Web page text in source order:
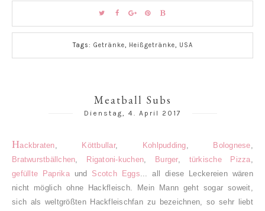
Tags: Getränke, Heißgetränke, USA
Meatball Subs
Dienstag, 4. April 2017
Hackbraten, Köttbullar, Kohlpudding, Bolognese,
Bratwurstbällchen, Rigatoni-kuchen, Burger, türkische Pizza,
gefüllte Paprikaund Scotch Eggs... all diese Leckereien wären
nicht möglich ohne Hackfleisch.
Mein Mann geht sogar soweit,
sich als weltgrößten Hackfleischfan zu bezeichnen, so sehr liebt